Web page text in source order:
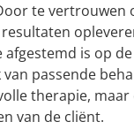
te
is op
passende
therapie,
van de cliënt.